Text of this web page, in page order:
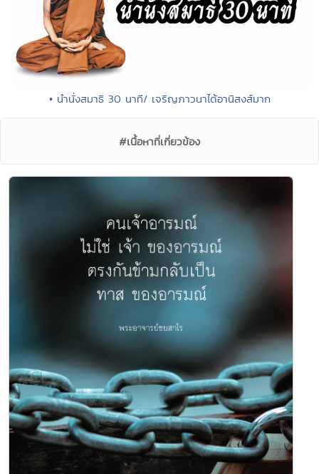
• นำนั่งสมาธิ 30 นาที/ เจริญภาวนาได้อานิสงส์มาก
#เนื้อหาที่เกี่ยวข้อง